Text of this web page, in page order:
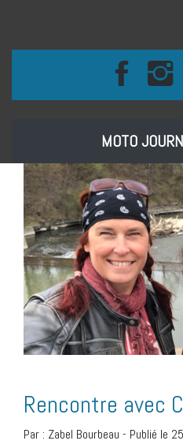
MOTO
Rencontre avec
Par : Zabel Bourbeau - Publié le